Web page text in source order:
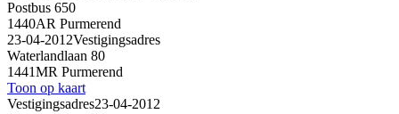
Postbus 650
1440AR Purmerend
23-04-2012Vestigingsadres
Waterlandlaan 80
1441MR Purmerend
Toon op kaart
Vestigingsadres23-04-2012